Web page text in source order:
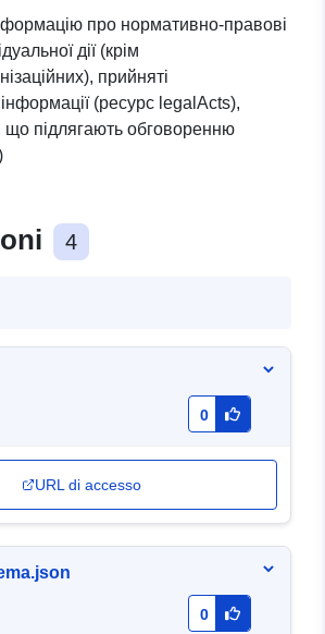
проєкти
правових
про нормативно-правові
дії (крім
прийняті
(ресурс legalActs),
що підлягають обговоренню
4
0
URL di accesso
0